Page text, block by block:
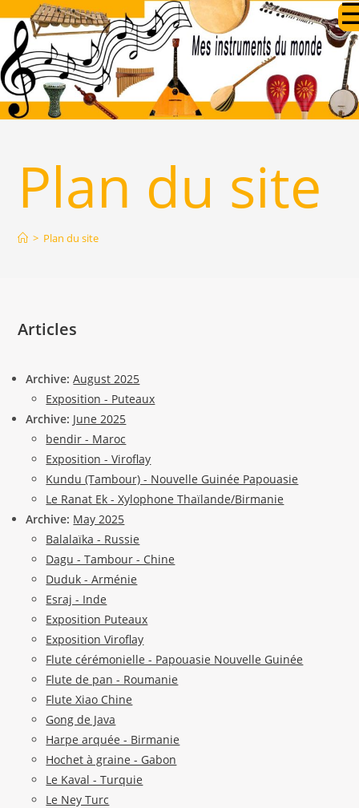
content
Plan du site
> Plan du site
Articles
Archive: August 2025
Exposition - Puteaux
Archive: June 2025
bendir - Maroc
Exposition - Viroflay
Kundu (Tambour) - Nouvelle Guinée Papouasie
Le Ranat Ek - Xylophone Thaïlande/Birmanie
Archive: May 2025
Balalaïka - Russie
Dagu - Tambour - Chine
Duduk - Arménie
Esraj - Inde
Exposition Puteaux
Exposition Viroflay
Flute cérémonielle - Papouasie Nouvelle Guinée
Flute de pan - Roumanie
Flute Xiao Chine
Gong de Java
Harpe arquée - Birmanie
Hochet à graine - Gabon
Le Kaval - Turquie
Le Ney Turc